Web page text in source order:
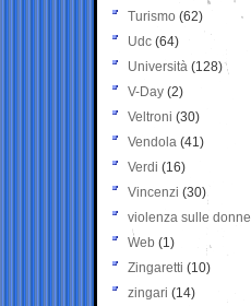
Turismo (62)
Udc (64)
Università (128)
V-Day (2)
Veltroni (30)
Vendola (41)
Verdi (16)
Vincenzi (30)
violenza sulle donne
Web (1)
Zingaretti (10)
zingari (14)